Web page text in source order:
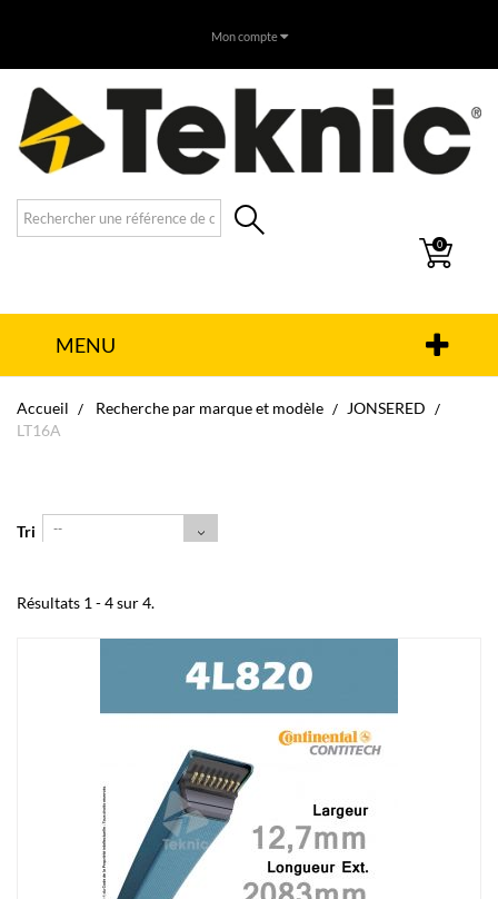
Mon compte
0
MENU
Accueil Recherche par marque et modèle
JONSERED
LT16A
Tri --
Résultats 1 - 4 sur 4.